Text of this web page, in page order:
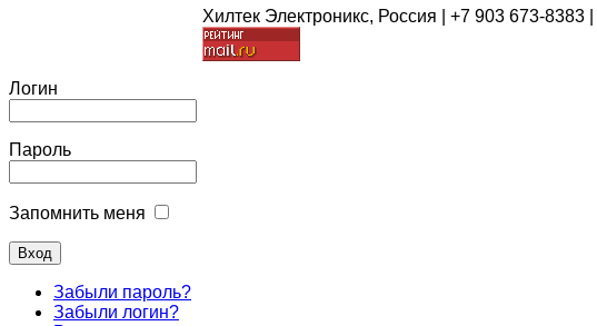
Хилтек Электроникс, Россия | +7 903 673-8383 |
Логин
Пароль
Запомнить меня
Забыли пароль?
Забыли логин?